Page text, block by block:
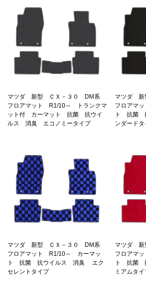
マツダ 新型 ＣＸ－３０ DM系
フロアマット R1/10～ トランクマ
ット付 カーマット 抗菌 抗ウイ
ルス 消臭 エコノミータイプ
マツダ
フロアマ
ト 抗菌
ンダードタ
マツダ 新型 ＣＸ－３０ DM系
フロアマット R1/10～ カーマッ
ト 抗菌 抗ウイルス 消臭 エク
セレントタイプ
マツダ
フロアマ
ト 抗菌
ミアムタイ